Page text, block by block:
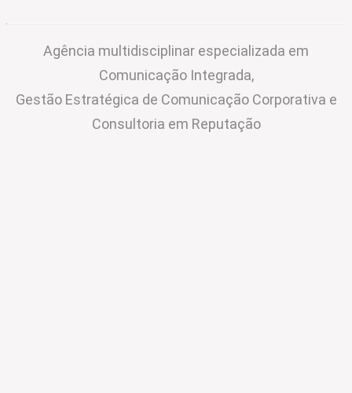
Agência multidisciplinar especializada em
Comunicação Integrada,
Gestão Estratégica de Comunicação Corporativa e
Consultoria em Reputação